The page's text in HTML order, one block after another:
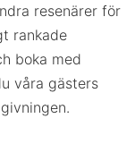
resenärer för
rankade
boka med
våra gästers